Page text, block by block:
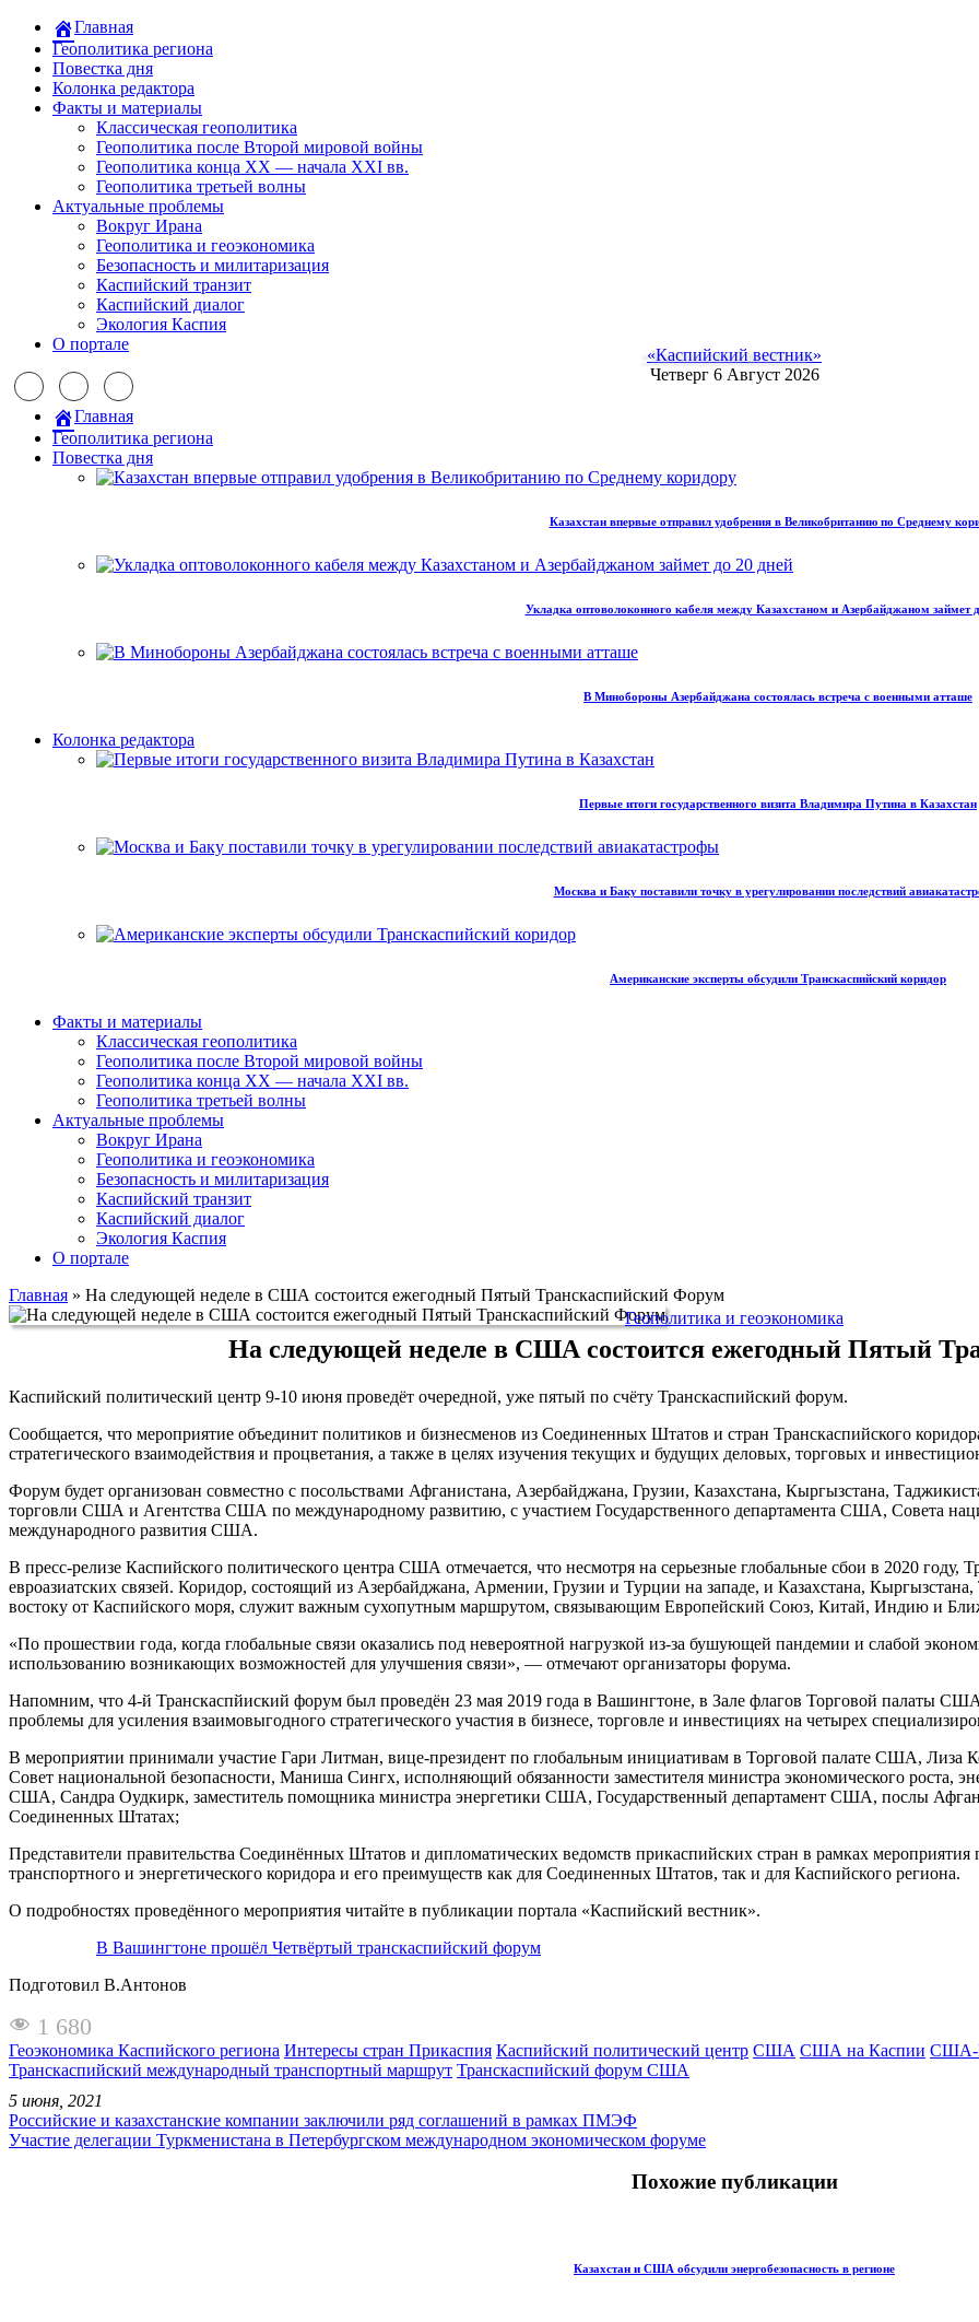
Главная
Геополитика региона
Повестка дня
Колонка редактора
Факты и материалы
Классическая геополитика
Геополитика после Второй мировой войны
Геополитика конца XX — начала XXI вв.
Геополитика третьей волны
Актуальные проблемы
Вокруг Ирана
Геополитика и геоэкономика
Безопасность и милитаризация
Каспийский транзит
Каспийский диалог
Экология Каспия
О портале
«Каспийский вестник»
Четверг 6 Август 2026
Главная
Геополитика региона
Повестка дня
Казахстан впервые отправил удобрения в Великобританию по Среднему
Укладка оптоволоконного кабеля между Казахстаном и Азербайджаном займет
В Минобороны Азербайджана состоялась встреча с военными атташе
Колонка редактора
Первые итоги государственного визита Владимира Путина в Казахстан
Москва и Баку поставили точку в урегулировании последствий
Американские эксперты обсудили Транскаспийский коридор
Факты и материалы
Классическая геополитика
Геополитика после Второй мировой войны
Геополитика конца XX — начала XXI вв.
Геополитика третьей волны
Актуальные проблемы
Вокруг Ирана
Геополитика и геоэкономика
Безопасность и милитаризация
Каспийский транзит
Каспийский диалог
Экология Каспия
О портале
Главная » На следующей неделе в США состоится ежегодный Пятый Транскаспийский Форум
Геополитика и геоэкономика
На следующей неделе в США состоится ежегодный Пятый
Каспийский политический центр 9-10 июня проведёт очередной, уже пятый по счёту Транскаспийский форум.
Сообщается, что мероприятие объединит политиков и бизнесменов из Соединенных Штатов и стран Транскаспийского
стратегического взаимодействия и процветания, а также в целях изучения текущих и будущих деловых, торговых и
Форум будет организован совместно с посольствами Афганистана, Азербайджана, Грузии, Казахстана, Кыргызстана,
торговли США и Агентства США по международному развитию, с участием Государственного департамента США, Совета
международного развития США.
В пресс-релизе Каспийского политического центра США отмечается, что несмотря на серьезные глобальные сбои в 2020 году,
евроазиатских связей. Коридор, состоящий из Азербайджана, Армении, Грузии и Турции на западе, и Казахстана,
востоку от Каспийского моря, служит важным сухопутным маршрутом, связывающим Европейский Союз, Китай, Индию и
«По прошествии года, когда глобальные связи оказались под невероятной нагрузкой из-за бушующей пандемии и слабой
использованию возникающих возможностей для улучшения связи», — отмечают организаторы форума.
Напомним, что 4-й Транскаспйиский форум был проведён 23 мая 2019 года в Вашингтоне, в Зале флагов Торговой палаты
проблемы для усиления взаимовыгодного стратегического участия в бизнесе, торговле и инвестициях на четырех
В мероприятии принимали участие Гари Литман, вице-президент по глобальным инициативам в Торговой палате США,
Совет национальной безопасности, Маниша Сингх, исполняющий обязанности заместителя министра экономического роста,
США, Сандра Оудкирк, заместитель помощника министра энергетики США, Государственный департамент США, послы
Соединенных Штатах;
Представители правительства Соединённых Штатов и дипломатических ведомств прикаспийских стран в рамках мероприятия
транспортного и энергетического коридора и его преимуществ как для Соединенных Штатов, так и для Каспийского региона.
О подробностях проведённого мероприятия читайте в публикации портала «Каспийский вестник».
В Вашингтоне прошёл Четвёртый транскаспийский форум
Подготовил В.Антонов
1 680
Геоэкономика Каспийского региона Интересы стран Прикаспия Каспийский политический центр США США на Каспии США-
Транскаспийский международный транспортный маршрут Транскаспийский форум США
5 июня, 2021
Российские и казахстанские компании заключили ряд соглашений в рамках ПМЭФ
Участие делегации Туркменистана в Петербургском международном экономическом форуме
Похожие публикации
Казахстан и США обсудили энергобезопасность в регионе